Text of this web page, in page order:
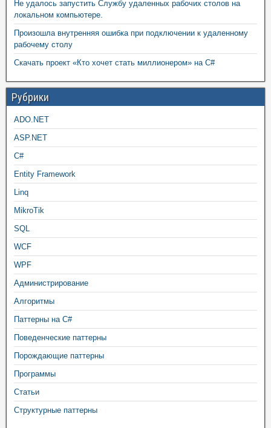
Не удалось запустить Службу удаленных рабочих столов на
локальном компьютере.
Произошла внутренняя ошибка при подключении к удаленному
рабочему столу
Скачать проект «Кто хочет стать миллионером» на C#
Рубрики
ADO.NET
ASP.NET
C#
Entity Framework
Linq
MikroTik
SQL
WCF
WPF
Администрирование
Алгоритмы
Паттерны на C#
Поведенческие паттерны
Порождающие паттерны
Программы
Статьи
Структурные паттерны